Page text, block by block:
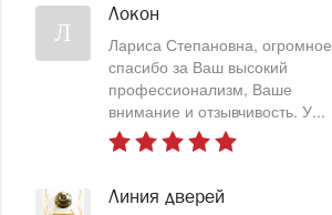
Л
Локон
Лариса Степановна, огромное
спасибо за Ваш высокий
профессионализм, Ваше
внимание и отзывчивость. У...
Линия дверей